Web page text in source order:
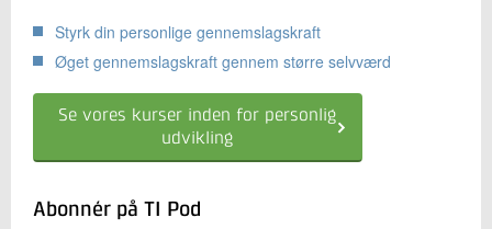
Styrk din personlige gennemslagskraft
Øget gennemslagskraft gennem større selvværd
Se vores kurser inden for personlig
udvikling
Abonnér på TI Pod